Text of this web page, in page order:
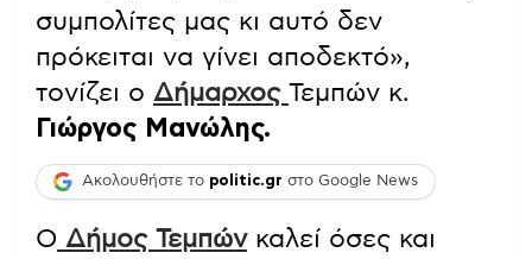
συμπολίτες μας κι αυτό δεν
πρόκειται να γίνει αποδεκτό»,
τονίζει ο Δήμαρχος Τεμπών κ.
Γιώργος Μανώλης.
Ακολουθήστε το politic.gr στο Google News
O Δήμος Τεμπώνκαλεί όσες και